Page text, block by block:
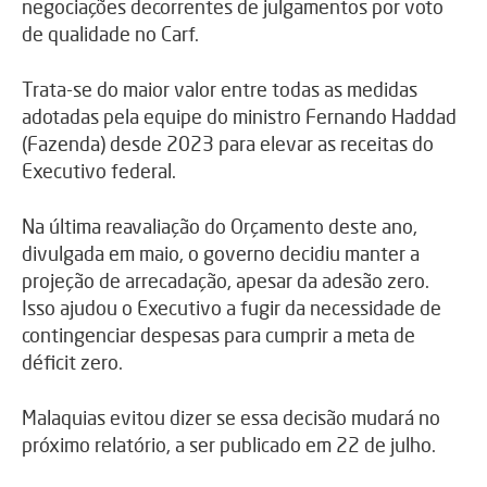
negociações decorrentes de julgamentos por voto
de qualidade no Carf.
Trata-se do maior valor entre todas as medidas
adotadas pela equipe do ministro Fernando Haddad
(Fazenda) desde 2023 para elevar as receitas do
Executivo federal.
Na última reavaliação do Orçamento deste ano,
divulgada em maio, o governo decidiu manter a
projeção de arrecadação, apesar da adesão zero.
Isso ajudou o Executivo a fugir da necessidade de
contingenciar despesas para cumprir a meta de
déficit zero.
Malaquias evitou dizer se essa decisão mudará no
próximo relatório, a ser publicado em 22 de julho.